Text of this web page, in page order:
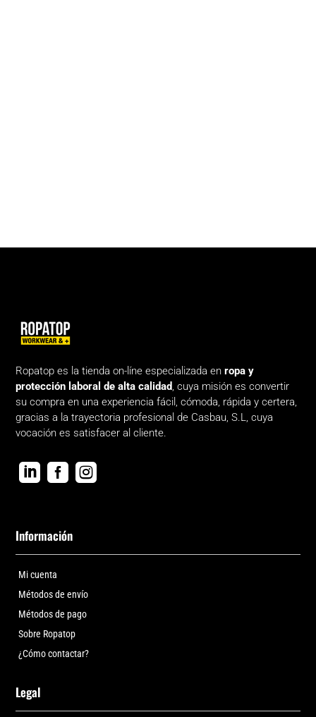
Ropatop es la tienda on-líne especializada enropa y
protección laboral de alta calidad, cuya misión es convertir
su compra en una experiencia fácil, cómoda, rápida y certera,
gracias a la trayectoria profesional de Casbau, S.L, cuya
vocación es satisfacer al cliente.
  
Información
Mi cuenta
Métodos de envío
Métodos de pago
Sobre Ropatop
¿Cómo contactar?
Legal